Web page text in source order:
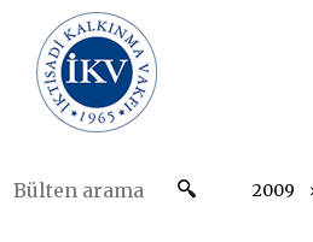
2009